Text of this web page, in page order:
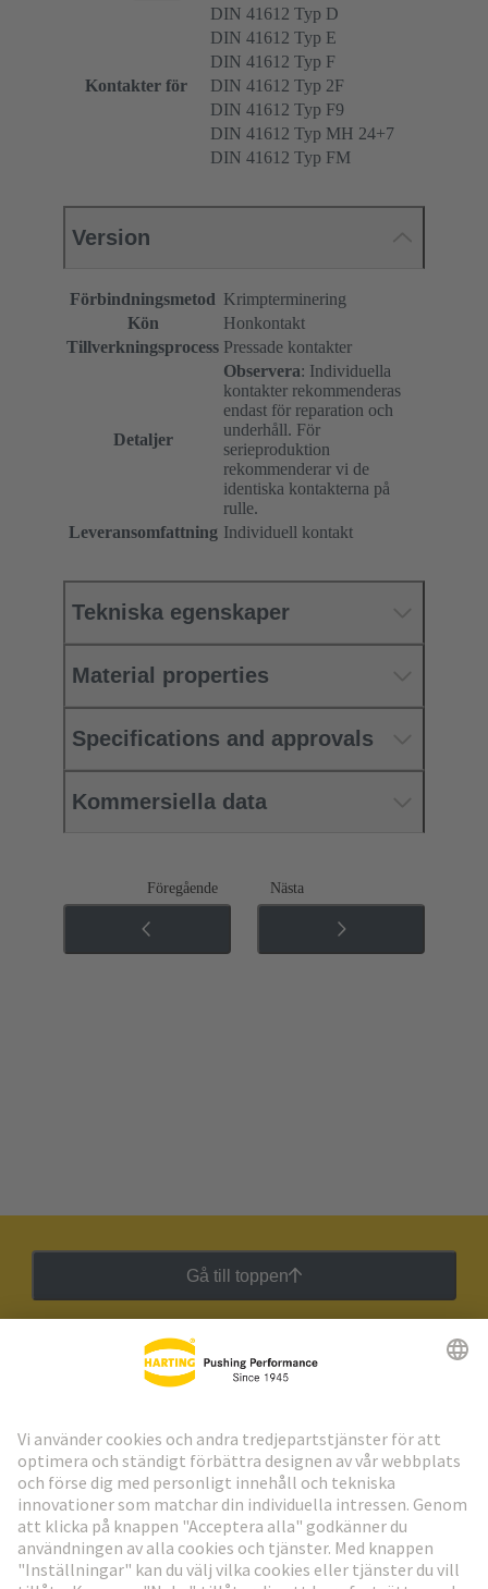
Kontakter för
DIN 41612 Typ D
DIN 41612 Typ E
DIN 41612 Typ F
DIN 41612 Typ 2F
DIN 41612 Typ F9
DIN 41612 Typ MH 24+7
DIN 41612 Typ FM
Version
Förbindningsmetod Krimpterminering
Kön
Honkontakt
Tillverkningsprocess Pressade kontakter
Detaljer
Observera: Individuella
kontakter rekommenderas
endast för reparation och
underhåll. För
serieproduktion
rekommenderar vi de
identiska kontakterna på
rulle.
Leveransomfattning Individuell kontakt
Tekniska egenskaper
Material properties
Specifications and approvals
Kommersiella data
Föregående Nästa
Gå till toppen
HARTING:s nyhetsbrev
Gå till registrering
Social Media